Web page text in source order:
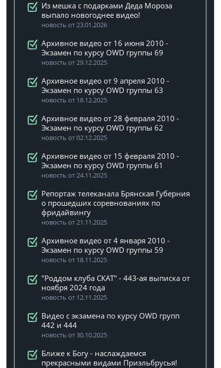
Из мешка с подарками Деда Мороза
выпало новогоднее видео!
новость от 23.01.2026
Архивное видео от 16 июня 2010 -
Экзамен по курсу OWD группы 69
новость от 29.12.2025
Архивное видео от 9 апреля 2010 -
Экзамен по курсу OWD группы 63
новость от 18.12.2025
Архивное видео от 28 февраля 2010 -
Экзамен по курсу OWD группы 62
новость от 02.12.2025
Архивное видео от 15 февраля 2010 -
Экзамен по курсу OWD группы 61
новость от 24.11.2025
Репортаж телеканала Брянская Губерния
о прошедших соревнованиях по
фридайвингу
новость от 21.11.2025
Архивное видео от 4 января 2010 -
Экзамен по курсу OWD группы 59
новость от 18.11.2025
"Роддом клуба СКАТ" - 443-ая выписка от
ноября 2024 года
новость от 12.11.2025
Видео с экзамена по курсу OWD групп
442 и 444
новость от 30.10.2025
Ближе к Богу - наслаждаемся
прекрасными видами Приэльбрусья!